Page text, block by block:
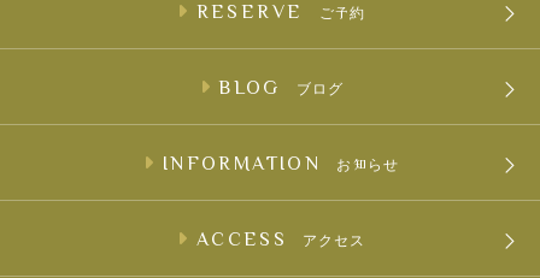
RESERVE ご予約
BLOG ブログ
INFORMATION お知らせ
ACCESS アクセス